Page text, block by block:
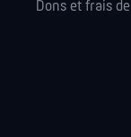
Dons et frais